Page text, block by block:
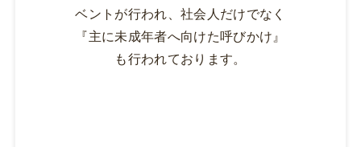
ベントが行われ、社会人だけでなく
『主に未成年者へ向けた呼びかけ』
も行われております。